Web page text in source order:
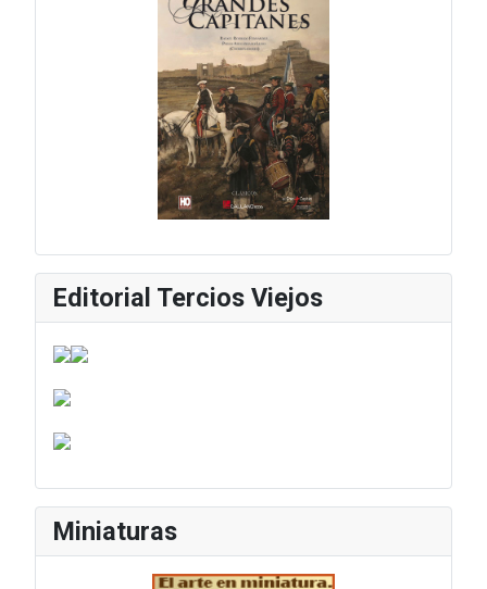
Editorial Tercios Viejos
Miniaturas